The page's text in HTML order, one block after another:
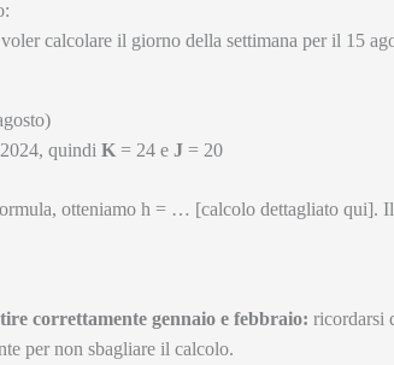
calcolare il giorno della settimana per il 15
quindi K = 24 e J = 20
otteniamo h = … [calcolo dettagliato qui].
correttamente gennaio e febbraio: ricordarsi
per non sbagliare il calcolo.